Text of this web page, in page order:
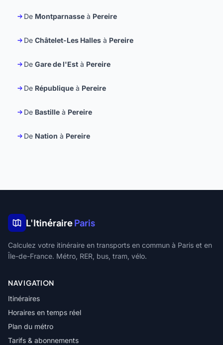
De Montparnasse à Pereire
De Châtelet-Les Halles à Pereire
De Gare de l'Est à Pereire
De République à Pereire
De Bastille à Pereire
De Nation à Pereire
L'ItinéraireParis
Calculez votre itinéraire en transports en commun à Paris et en
Île-de-France. Métro, RER, bus, tram, vélo.
NAVIGATION
Itinéraires
Horaires en temps réel
Plan du métro
Tarifs & abonnements